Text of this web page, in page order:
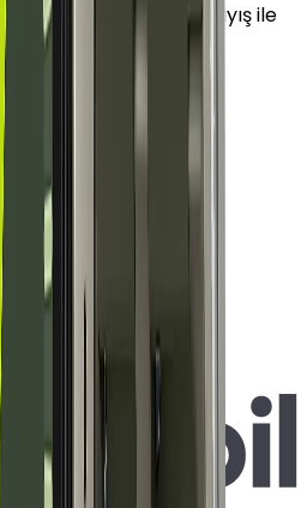
uygun siyah kayış ile
Alüminyum 44 mm
480x480 piksel
nit
16M
Super AMOLED
Sürekli Açık